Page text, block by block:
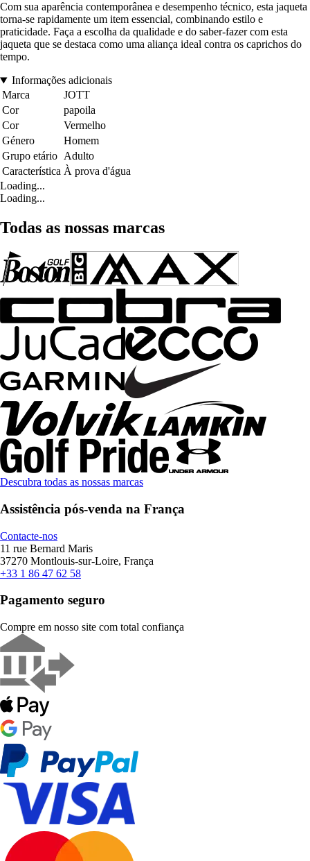
Com sua aparência contemporânea e desempenho técnico, esta jaqueta
torna-se rapidamente um item essencial, combinando estilo e
praticidade. Faça a escolha da qualidade e do saber-fazer com esta
jaqueta que se destaca como uma aliança ideal contra os caprichos do
tempo.
Informações adicionais
Marca
JOTT
Cor
papoila
Cor
Vermelho
Género
Homem
Grupo etário Adulto
Característica À prova d'água
Loading...
Loading...
Todas as nossas marcas
Descubra todas as nossas marcas
Assistência pós-venda na França
Contacte-nos
11 rue Bernard Maris
37270 Montlouis-sur-Loire, França
+33 1 86 47 62 58
Pagamento seguro
Compre em nosso site com total confiança